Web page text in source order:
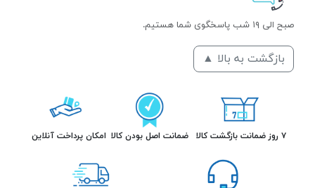
صبح الی ۱۹ شب پاسخگوی شما هستیم.
بازگشت به بالا ▲
۷ روز ضمانت بازگشت کالا ضمانت اصل بودن کالا امکان پرداخت آنلاین